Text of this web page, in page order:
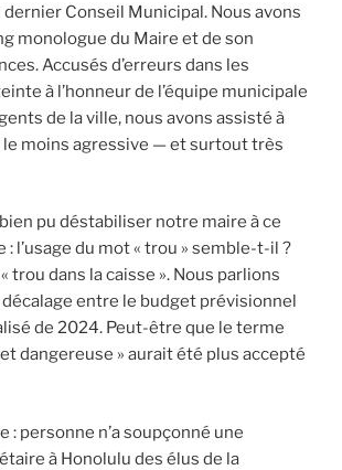
campagne :
est-
ce
vraiment
une
bonne
de
cacher
les
difficultés
actuelles ?
»
Conseil Municipal. Nous avons
monologue du Maire et de son
Accusés d’erreurs dans les
à l’honneur de l’équipe municipale
de la ville, nous avons assisté à
moins agressive — et surtout très
bien pu déstabiliser notre maire à ce
: l’usage du mot « trou » semble-t-il ?
trou dans la caisse ». Nous parlions
entre le budget prévisionnel
de 2024. Peut-être que le terme
dangereuse » aurait été plus accepté
: personne n’a soupçonné une
à Honolulu des élus de la